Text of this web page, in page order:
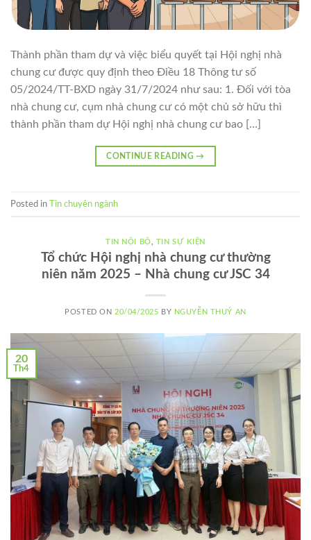
Thành phần tham dự và việc biểu quyết tại Hội nghị nhà
chung cư được quy định theo Điều 18 Thông tư số
05/2024/TT-BXD ngày 31/7/2024 như sau: 1. Đối với tòa
nhà chung cư, cụm nhà chung cư có một chủ sở hữu thì
thành phần tham dự Hội nghị nhà chung cư bao […]
CONTINUE READING→
Posted in Tin chuyên ngành
TIN NỘI BỘ, TIN SỰ KIỆN
Tổ chức Hội nghị nhà chung cư thường
niên năm 2025 – Nhà chung cư JSC 34
POSTED ON 20/04/2025 BY NGUYỄN THUÝ AN
20
Th4